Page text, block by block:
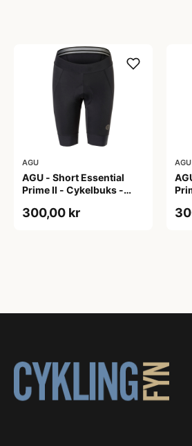
AGU
AGU - Short Essential
Prime II - Cykelbuks -
300,00 kr
AGU